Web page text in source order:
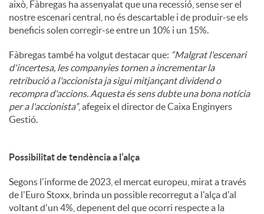
això, Fàbregas ha assenyalat que una recessió, sense ser el
nostre escenari central, no és descartable i de produir-se els
beneficis solen corregir-se entre un 10% i un 15%.
Fàbregas també ha volgut destacar que: “Malgrat l'escenari
d'incertesa, les companyies tornen a incrementar la
retribució a l'accionista ja sigui mitjançant dividend o
recompra d'accions. Aquesta és sens dubte una bona notícia
per a l'accionista”, afegeix el director de Caixa Enginyers
Gestió.
Possibilitat de tendència a l’alça
Segons l'informe de 2023, el mercat europeu, mirat a través
de l'Euro Stoxx, brinda un possible recorregut a l'alça d'al
voltant d'un 4%, depenent del que ocorri respecte a la